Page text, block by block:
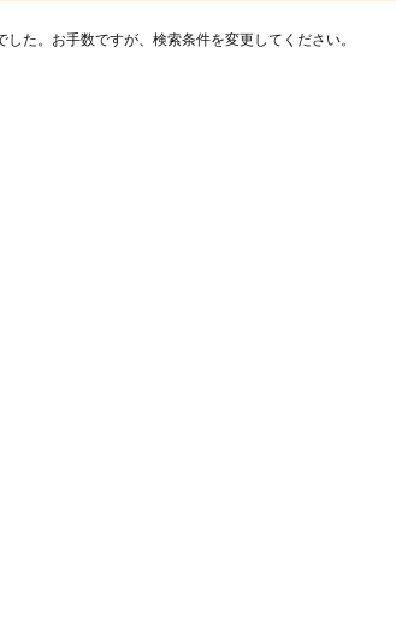
た。お手数ですが、検索条件を変更してください。